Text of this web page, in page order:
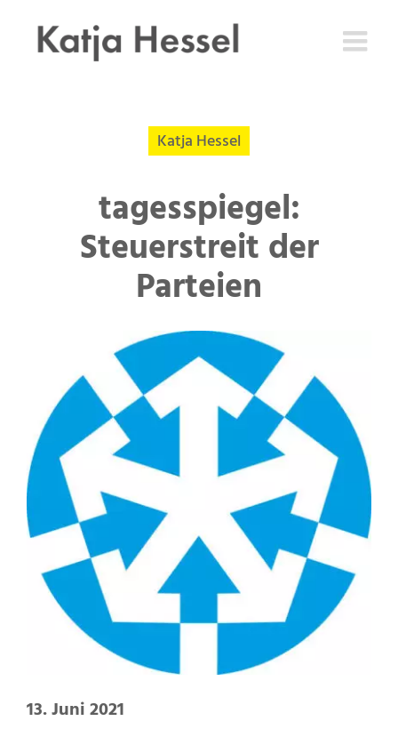
springen
Katja Hessel
tagesspiegel:
Steuerstreit der
Parteien
13. Juni 2021